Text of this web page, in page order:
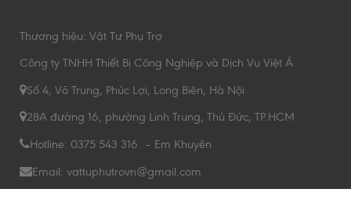
Thương hiệu: Vật Tư Phụ Trợ
Công ty TNHH Thiết Bị Công Nghiệp và Dịch Vụ Việt Á
Số 4, Võ Trung, Phúc Lợi, Long Biên, Hà Nội
28A đường 16, phường Linh Trung, Thủ Đức, TP.HCM
Hotline: 0375 543 316 – Em Khuyên
Email: vattuphutrovn@gmail.com